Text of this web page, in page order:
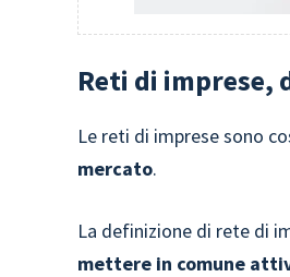
Reti di imprese,
Le reti di imprese sono
mercato.
La definizione di rete di
mettere in comune